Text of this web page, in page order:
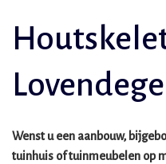
Wenst u een aanbouw,
tuinhuis of tuinmeubelen op